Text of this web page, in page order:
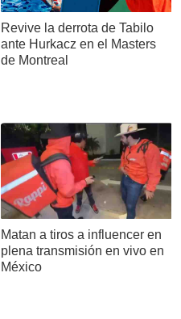
Revive la derrota de Tabilo
ante Hurkacz en el Masters
de Montreal
Matan a tiros a influencer en
plena transmisión en vivo en
México